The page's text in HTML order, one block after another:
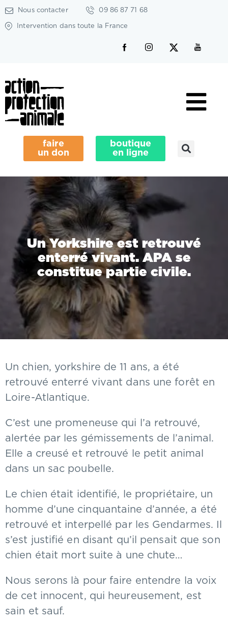
Nous contacter 09 86 87 71 68
Intervention dans toute la France
faire
un don
boutique
en ligne
Un Yorkshire est retrouvé
enterré vivant. APA se
constitue partie civile.
Un chien, yorkshire de 11 ans, a été
retrouvé enterré vivant dans une forêt en
Loire-Atlantique.
C’est une promeneuse qui l’a retrouvé,
alertée par les gémissements de l’animal.
Elle a creusé et retrouvé le petit animal
dans un sac poubelle.
Le chien était identifié, le propriétaire, un
homme d’une cinquantaine d’année, a été
retrouvé et interpellé par les Gendarmes. Il
s’est justifié en disant qu’il pensait que son
chien était mort suite à une chute…
Nous serons là pour faire entendre la voix
de cet innocent, qui heureusement, est
sain et sauf.